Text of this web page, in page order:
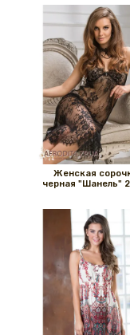
Женская
черная "Шанель"